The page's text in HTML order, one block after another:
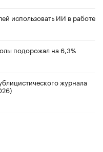
использовать ИИ в работе
подорожал на 6,3%
журнала